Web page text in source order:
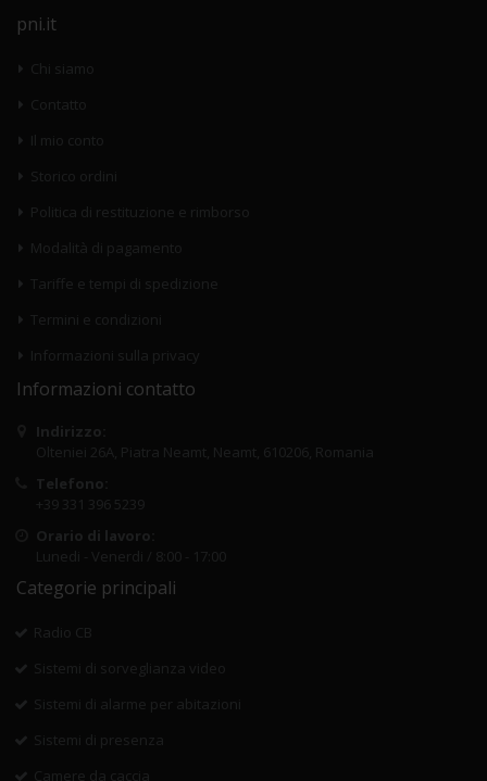
pni.it
Chi siamo
Contatto
Il mio conto
Storico ordini
Politica di restituzione e rimborso
Modalità di pagamento
Tariffe e tempi di spedizione
Termini e condizioni
Informazioni sulla privacy
Informazioni contatto
Indirizzo:
Olteniei 26A, Piatra Neamt, Neamt, 610206, Romania
Telefono:
+39 331 396 5239
Orario di lavoro:
Lunedi - Venerdi / 8:00 - 17:00
Categorie principali
Radio CB
Sistemi di sorveglianza video
Sistemi di alarme per abitazioni
Sistemi di presenza
Camere da caccia